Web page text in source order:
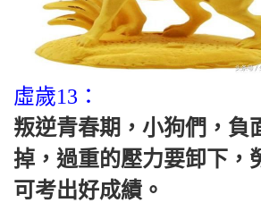
虛歲13：
叛逆青春期，小狗們，負
掉，過重的壓力要卸下，
可考出好成績。